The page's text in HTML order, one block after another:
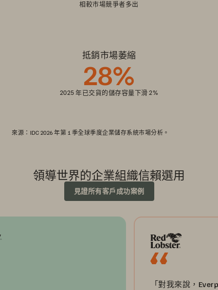
相較市場競爭者多出
抵銷市場萎縮
28%
2025 年已交貨的儲存容量下滑 2%
來源：IDC 2026 年第 1 季全球季度企業儲存系統市場分析。
領導世界的企業組織信賴選用
見證所有客戶成功案例
「對我來說，Everpure